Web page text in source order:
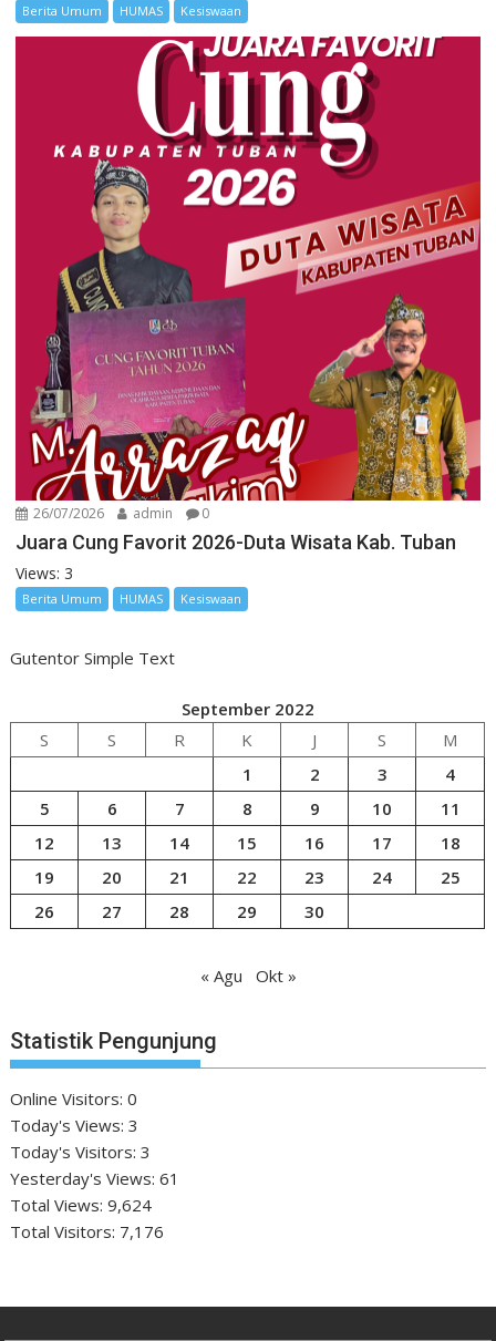
Berita Umum HUMAS Kesiswaan
26/07/2026 admin 0
Juara Cung Favorit 2026-Duta Wisata Kab. Tuban
Views: 3
Berita Umum HUMAS Kesiswaan
Gutentor Simple Text
September 2022
S
S R K J S
M
1
2 3
4
5
6 7 8 9 10
11
12
13 14 15 16 17
18
19
20 21 22 23 24
25
26
27 28 29 30
« Agu Okt »
Statistik Pengunjung
Online Visitors:0
Today's Views:3
Today's Visitors:3
Yesterday's Views:61
Total Views:9,624
Total Visitors: 7,176